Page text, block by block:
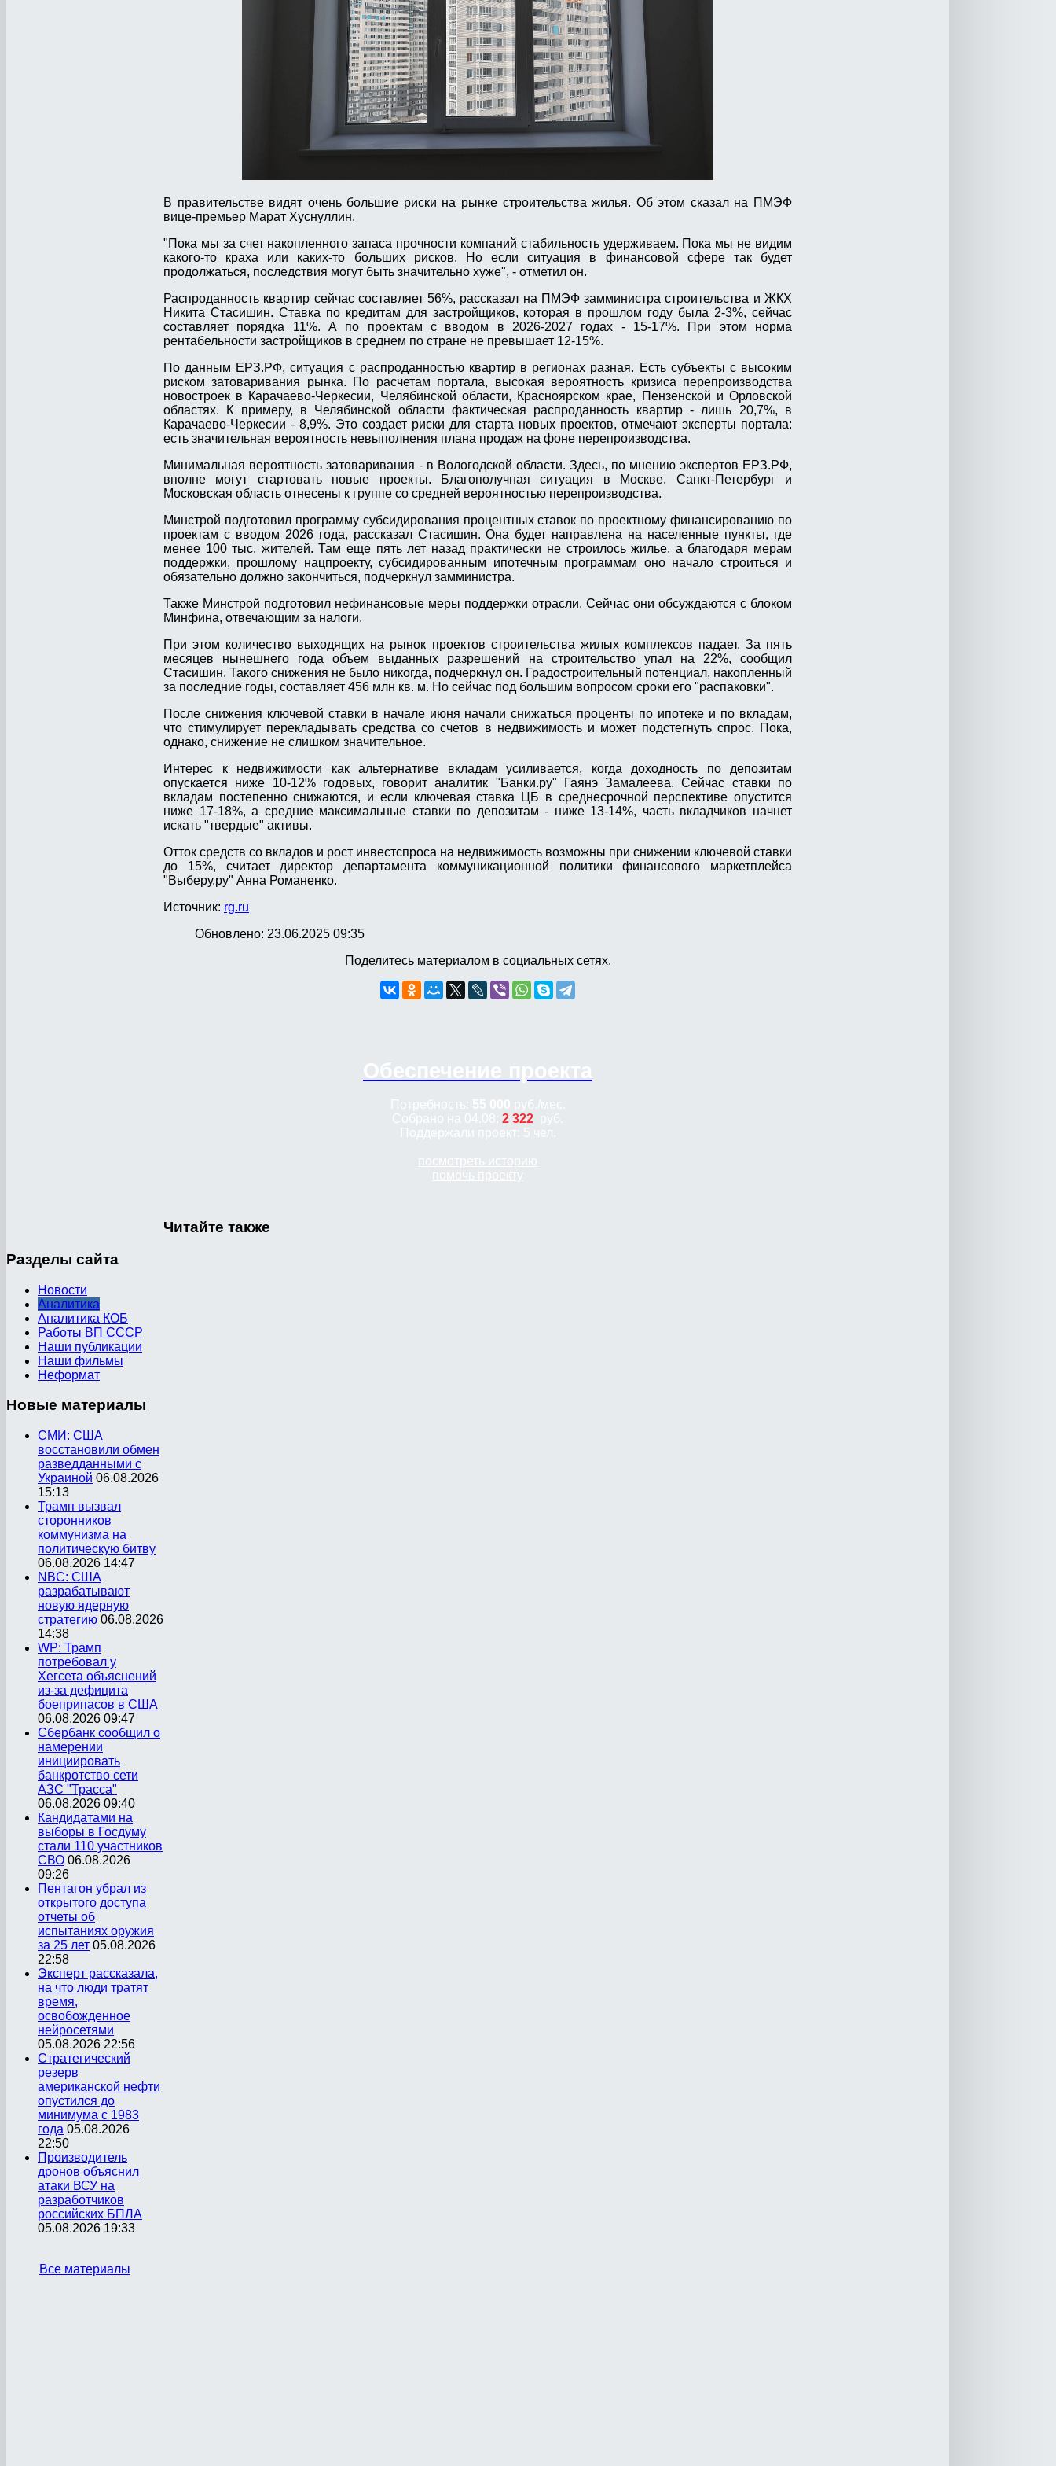
В правительстве видят очень большие риски на рынке строительства жилья. Об этом сказал на ПМЭФ
вице-премьер Марат Хуснуллин.
"Пока мы за счет накопленного запаса прочности компаний стабильность удерживаем. Пока мы не видим
какого-то краха или каких-то больших рисков. Но если ситуация в финансовой сфере так будет
продолжаться, последствия могут быть значительно хуже", - отметил он.
Распроданность квартир сейчас составляет 56%, рассказал на ПМЭФ замминистра строительства и ЖКХ
Никита Стасишин. Ставка по кредитам для застройщиков, которая в прошлом году была 2-3%, сейчас
составляет порядка 11%. А по проектам с вводом в 2026-2027 годах - 15-17%. При этом норма
рентабельности застройщиков в среднем по стране не превышает 12-15%.
По данным ЕРЗ.РФ, ситуация с распроданностью квартир в регионах разная. Есть субъекты с высоким
риском затоваривания рынка. По расчетам портала, высокая вероятность кризиса перепроизводства
новостроек в Карачаево-Черкесии, Челябинской области, Красноярском крае, Пензенской и Орловской
областях. К примеру, в Челябинской области фактическая распроданность квартир - лишь 20,7%, в
Карачаево-Черкесии - 8,9%. Это создает риски для старта новых проектов, отмечают эксперты портала:
есть значительная вероятность невыполнения плана продаж на фоне перепроизводства.
Минимальная вероятность затоваривания - в Вологодской области. Здесь, по мнению экспертов ЕРЗ.РФ,
вполне могут стартовать новые проекты. Благополучная ситуация в Москве. Санкт-Петербург и
Московская область отнесены к группе со средней вероятностью перепроизводства.
Минстрой подготовил программу субсидирования процентных ставок по проектному финансированию по
проектам с вводом 2026 года, рассказал Стасишин. Она будет направлена на населенные пункты, где
менее 100 тыс. жителей. Там еще пять лет назад практически не строилось жилье, а благодаря мерам
поддержки, прошлому нацпроекту, субсидированным ипотечным программам оно начало строиться и
обязательно должно закончиться, подчеркнул замминистра.
Также Минстрой подготовил нефинансовые меры поддержки отрасли. Сейчас они обсуждаются с блоком
Минфина, отвечающим за налоги.
При этом количество выходящих на рынок проектов строительства жилых комплексов падает. За пять
месяцев нынешнего года объем выданных разрешений на строительство упал на 22%, сообщил
Стасишин. Такого снижения не было никогда, подчеркнул он. Градостроительный потенциал, накопленный
за последние годы, составляет 456 млн кв. м. Но сейчас под большим вопросом сроки его "распаковки".
После снижения ключевой ставки в начале июня начали снижаться проценты по ипотеке и по вкладам,
что стимулирует перекладывать средства со счетов в недвижимость и может подстегнуть спрос. Пока,
однако, снижение не слишком значительное.
Интерес к недвижимости как альтернативе вкладам усиливается, когда доходность по депозитам
опускается ниже 10-12% годовых, говорит аналитик "Банки.ру" Гаянэ Замалеева. Сейчас ставки по
вкладам постепенно снижаются, и если ключевая ставка ЦБ в среднесрочной перспективе опустится
ниже 17-18%, а средние максимальные ставки по депозитам - ниже 13-14%, часть вкладчиков начнет
искать "твердые" активы.
Отток средств со вкладов и рост инвестспроса на недвижимость возможны при снижении ключевой ставки
до 15%, считает директор департамента коммуникационной политики финансового маркетплейса
"Выберу.ру" Анна Романенко.
Источник: rg.ru
Обновлено: 23.06.2025 09:35
Поделитесь материалом в социальных сетях.
2 322
Читайте также
Разделы сайта
Новости
Аналитика
Аналитика КОБ
Работы ВП СССР
Наши публикации
Наши фильмы
Неформат
Новые материалы
СМИ: США
восстановили обмен
разведданными с
Украиной 06.08.2026
15:13
Трамп вызвал
сторонников
коммунизма на
политическую битву
06.08.2026 14:47
NBC: США
разрабатывают
новую ядерную
стратегию 06.08.2026
14:38
WP: Трамп
потребовал у
Хегсета объяснений
из-за дефицита
боеприпасов в США
06.08.2026 09:47
Сбербанк сообщил о
намерении
инициировать
банкротство сети
АЗС "Трасса"
06.08.2026 09:40
Кандидатами на
выборы в Госдуму
стали 110 участников
СВО 06.08.2026
09:26
Пентагон убрал из
открытого доступа
отчеты об
испытаниях оружия
за 25 лет 05.08.2026
22:58
Эксперт рассказала,
на что люди тратят
время,
освобожденное
нейросетями
05.08.2026 22:56
Стратегический
резерв
американской нефти
опустился до
минимума с 1983
года 05.08.2026
22:50
Производитель
дронов объяснил
атаки ВСУ на
разработчиков
российских БПЛА
05.08.2026 19:33
Все материалы